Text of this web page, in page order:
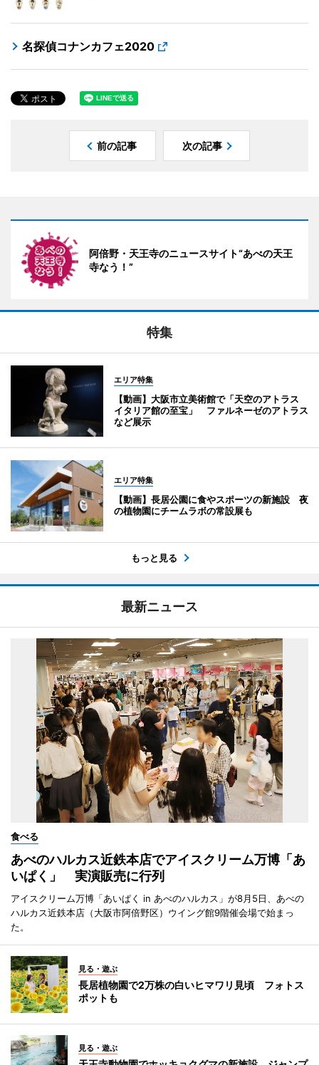
名探偵コナンカフェ2020
前の記事 次の記事
阿倍野・天王寺のニュースサイト“あべの天王
寺なう！”
特集
エリア特集
【動画】大阪市立美術館で「天空のアトラス
イタリア館の至宝」 ファルネーゼのアトラス
など展示
エリア特集
【動画】長居公園に食やスポーツの新施設 夜
の植物園にチームラボの常設展も
もっと見る
最新ニュース
食べる
あべのハルカス近鉄本店でアイスクリーム万博「あ
いぱく」 実演販売に行列
アイスクリーム万博「あいぱく in あべのハルカス」が8月5日、あべの
ハルカス近鉄本店（大阪市阿倍野区）ウイング館9階催会場で始まっ
た。
見る・遊ぶ
長居植物園で2万株の白いヒマワリ見頃 フォトス
ポットも
見る・遊ぶ